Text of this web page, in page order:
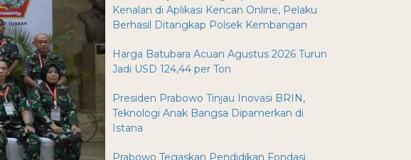
Kenalan di Aplikasi Kencan Online, Pelaku
Berhasil Ditangkap Polsek Kembangan
Harga Batubara Acuan Agustus 2026 Turun
Jadi USD 124,44 per Ton
Presiden Prabowo Tinjau Inovasi BRIN,
Teknologi Anak Bangsa Dipamerkan di
Istana
Prabowo Tegaskan Pendidikan Fondasi